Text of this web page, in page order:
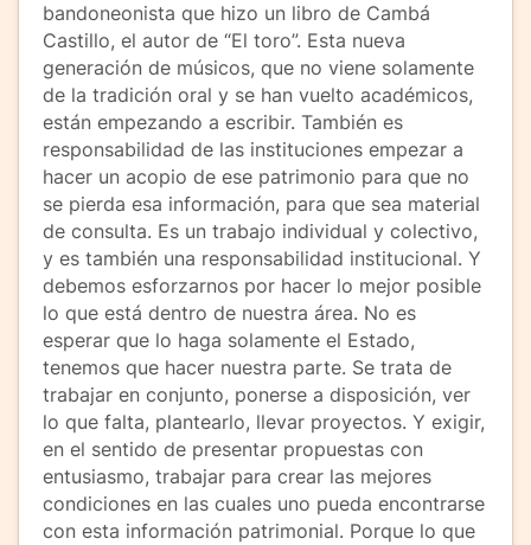
bandoneonista que hizo un libro de Cambá
Castillo, el autor de “El toro”. Esta nueva
generación de músicos, que no viene solamente
de la tradición oral y se han vuelto académicos,
están empezando a escribir. También es
responsabilidad de las instituciones empezar a
hacer un acopio de ese patrimonio para que no
se pierda esa información, para que sea material
de consulta. Es un trabajo individual y colectivo,
y es también una responsabilidad institucional. Y
debemos esforzarnos por hacer lo mejor posible
lo que está dentro de nuestra área. No es
esperar que lo haga solamente el Estado,
tenemos que hacer nuestra parte. Se trata de
trabajar en conjunto, ponerse a disposición, ver
lo que falta, plantearlo, llevar proyectos. Y exigir,
en el sentido de presentar propuestas con
entusiasmo, trabajar para crear las mejores
condiciones en las cuales uno pueda encontrarse
con esta información patrimonial. Porque lo que